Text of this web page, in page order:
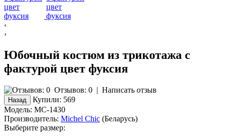
‹
›
Юбочный костюм из трикотажа с
фактурой цвет фуксия
Отзывов: 0 | Написать отзыв
Купили: 569
Модель: MC-1430
Производитель: Michel Chic (Беларусь)
Выберите размер: